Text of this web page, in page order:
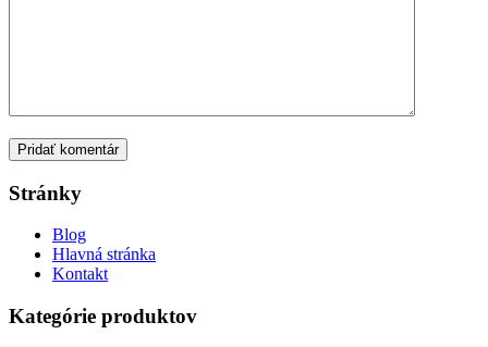
Stránky
Blog
Hlavná stránka
Kontakt
Kategórie produktov